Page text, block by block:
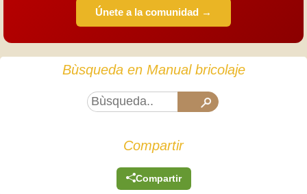
Únete a la comunidad →
Bùsqueda en Manual bricolaje
Compartir
Compartir